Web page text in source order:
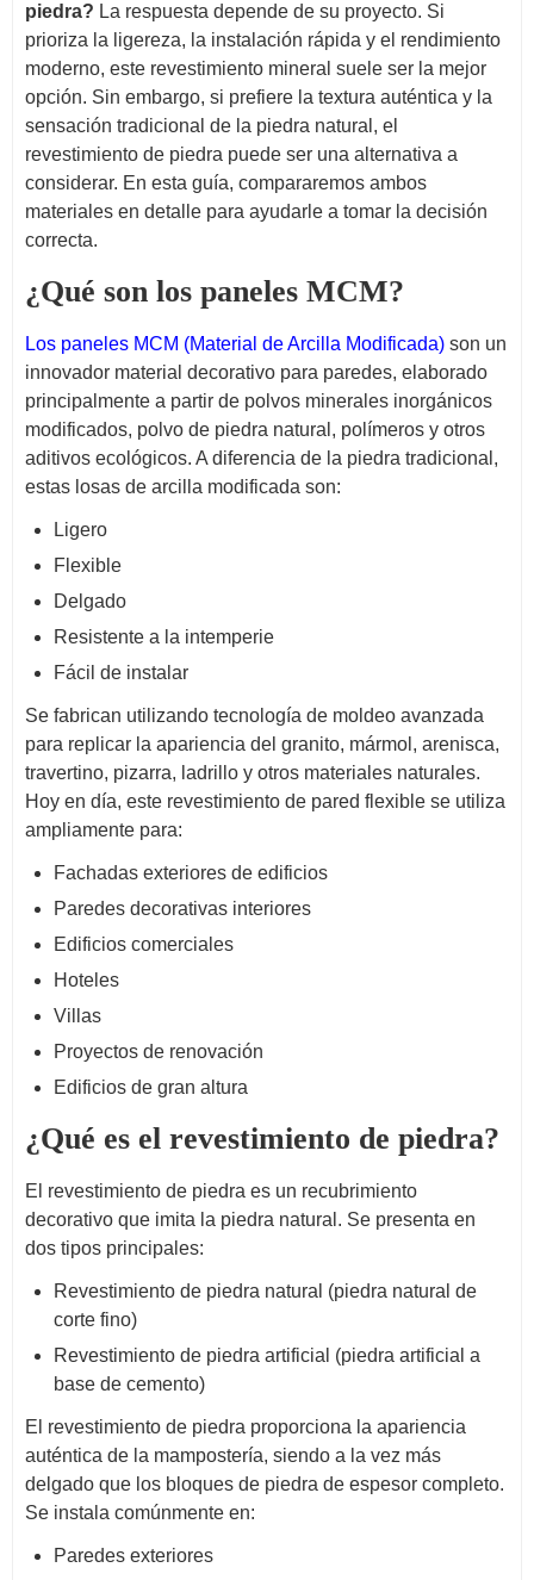
piedra? La respuesta depende de su proyecto. Si
prioriza la ligereza, la instalación rápida y el rendimiento
moderno, este revestimiento mineral suele ser la mejor
opción. Sin embargo, si prefiere la textura auténtica y la
sensación tradicional de la piedra natural, el
revestimiento de piedra puede ser una alternativa a
considerar. En esta guía, compararemos ambos
materiales en detalle para ayudarle a tomar la decisión
correcta.
¿Qué son los paneles MCM?
Los paneles MCM (Material de Arcilla Modificada) son un
innovador material decorativo para paredes, elaborado
principalmente a partir de polvos minerales inorgánicos
modificados, polvo de piedra natural, polímeros y otros
aditivos ecológicos. A diferencia de la piedra tradicional,
estas losas de arcilla modificada son:
Ligero
Flexible
Delgado
Resistente a la intemperie
Fácil de instalar
Se fabrican utilizando tecnología de moldeo avanzada
para replicar la apariencia del granito, mármol, arenisca,
travertino, pizarra, ladrillo y otros materiales naturales.
Hoy en día, este revestimiento de pared flexible se utiliza
ampliamente para:
Fachadas exteriores de edificios
Paredes decorativas interiores
Edificios comerciales
Hoteles
Villas
Proyectos de renovación
Edificios de gran altura
¿Qué es el revestimiento de piedra?
El revestimiento de piedra es un recubrimiento
decorativo que imita la piedra natural. Se presenta en
dos tipos principales:
Revestimiento de piedra natural (piedra natural de
corte fino)
Revestimiento de piedra artificial (piedra artificial a
base de cemento)
El revestimiento de piedra proporciona la apariencia
auténtica de la mampostería, siendo a la vez más
delgado que los bloques de piedra de espesor completo.
Se instala comúnmente en:
Paredes exteriores